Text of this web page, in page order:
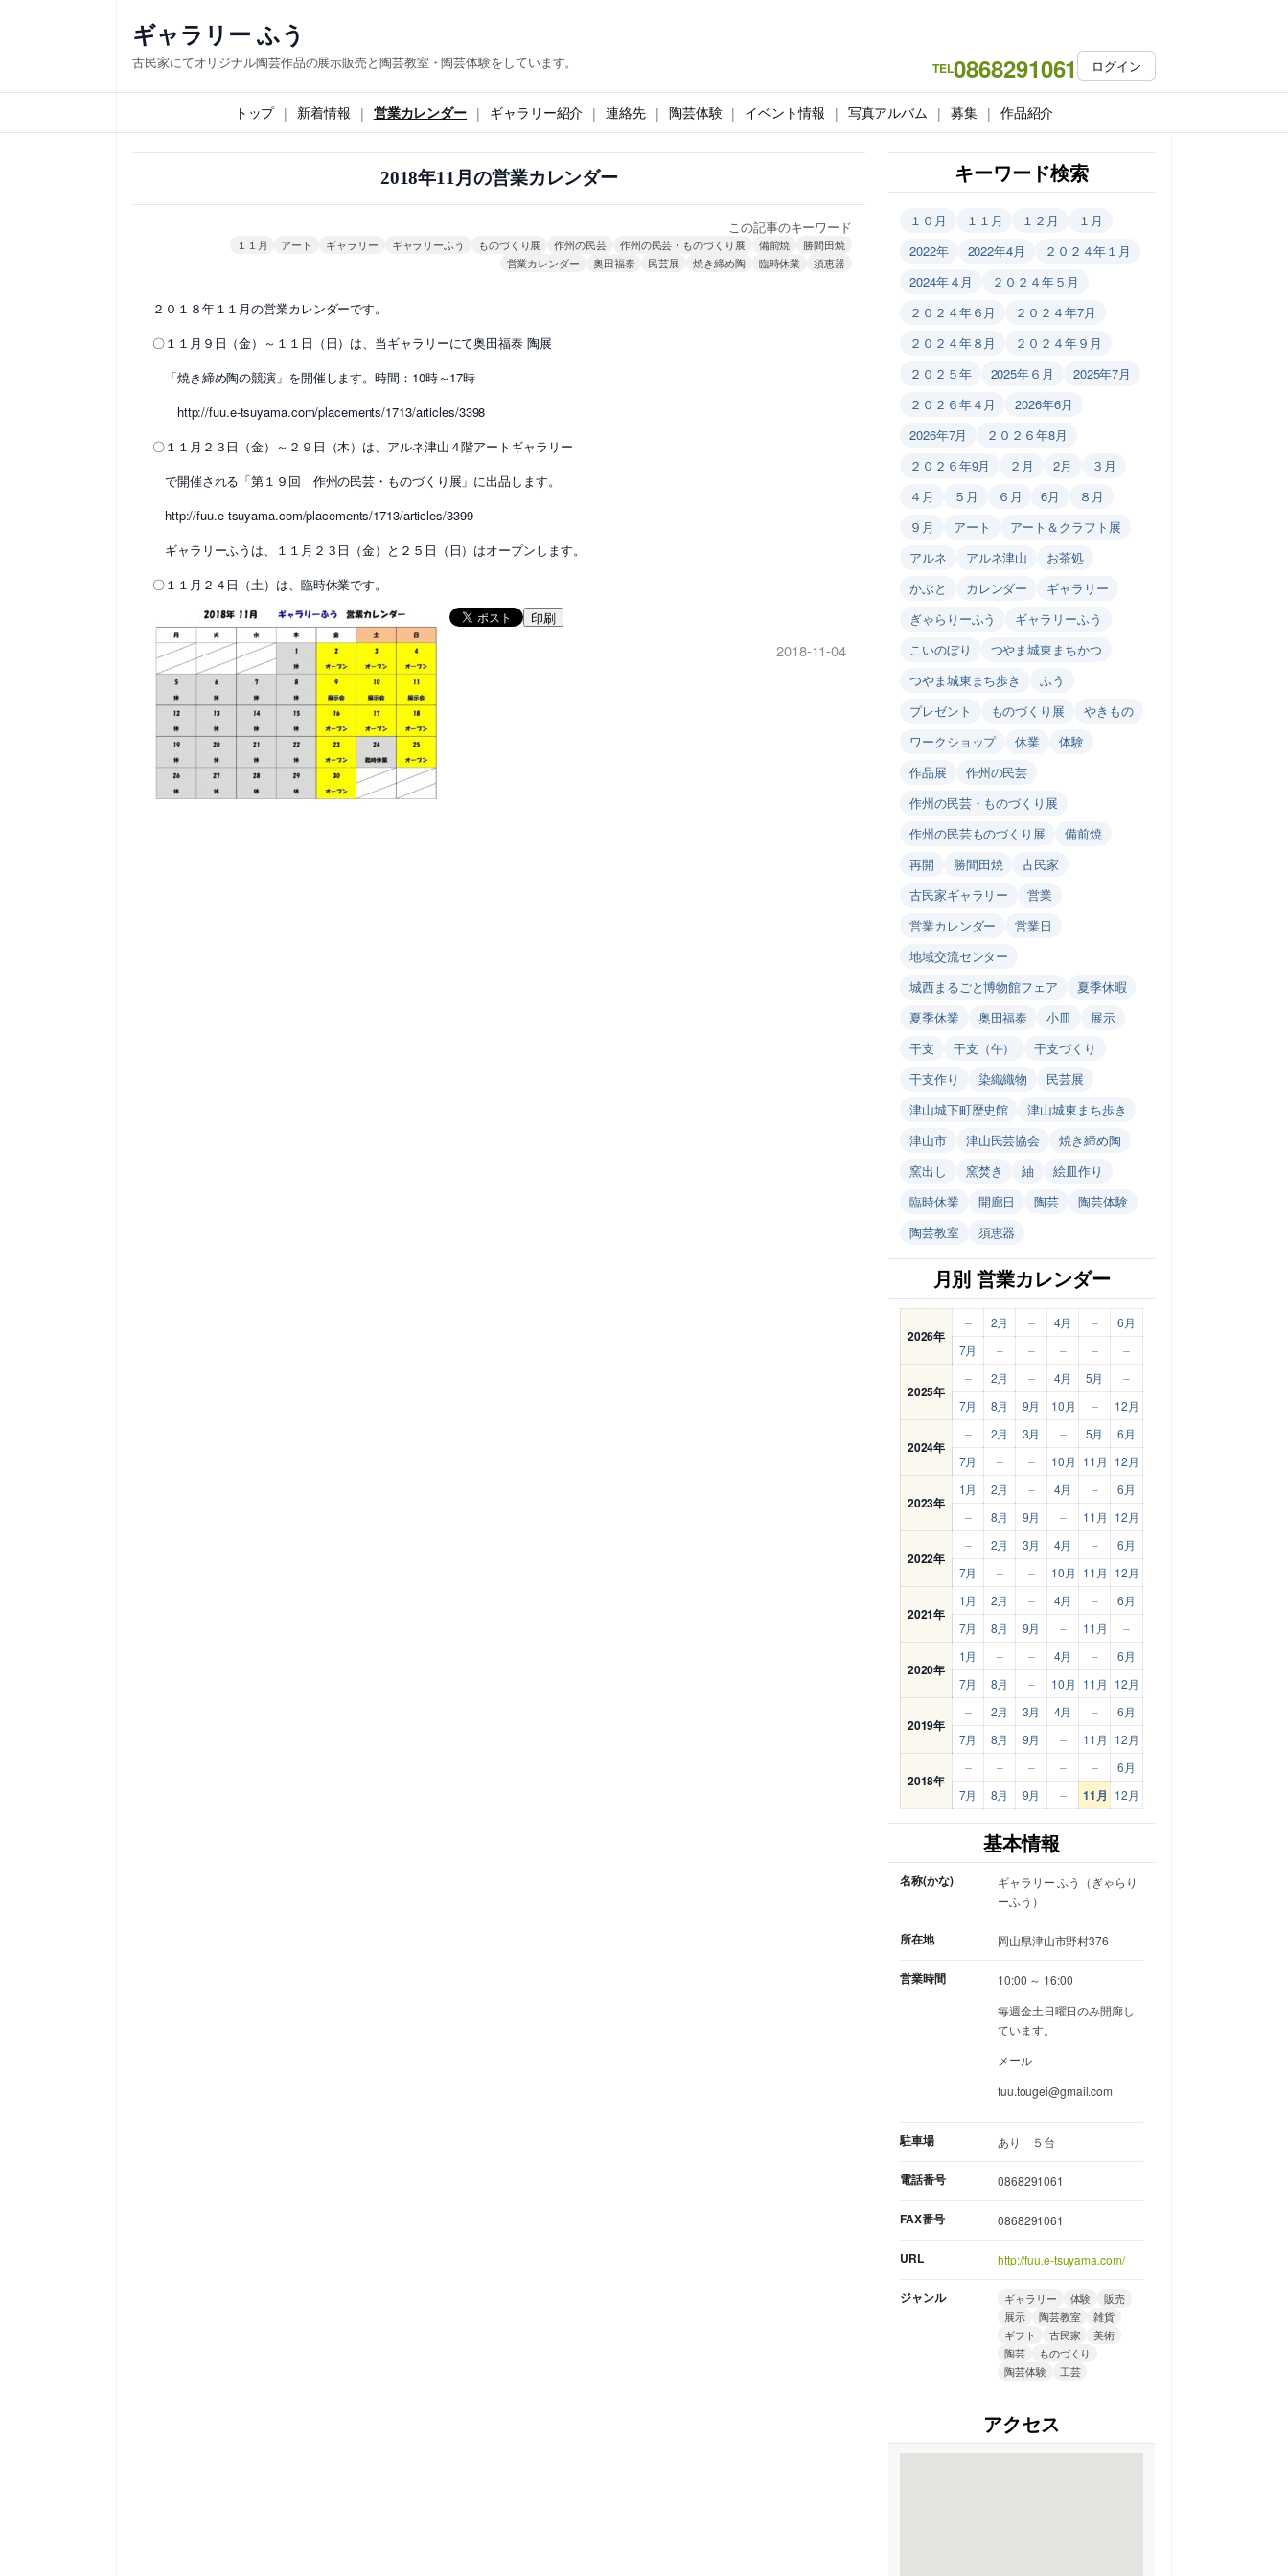
ス
キ
ギャラリー ふう
古民家にてオリジナル陶芸作品の展示販売と陶芸教室・陶芸体験をしています。 TEL0868291061 ログイン
トップ 新着情報 営業カレンダー ギャラリー紹介 連絡先 陶芸体験 イベント情報 写真アルバム 募集 作品紹介
2018年11月の営業カレンダー
この記事のキーワード
１１月 アート ギャラリー ギャラリーふう ものづくり展 作州の民芸 作州の民芸・ものづくり展 備前焼
勝間田焼
営業カレンダー
奥田福泰 民芸展 焼き締め陶 臨時休業 須恵器
２０１８年１１月の営業カレンダーです。
〇１１月９日（金）～１１日（日）は、当ギャラリーにて奥田福泰 陶展
「焼き締め陶の競演」を開催します。時間：10時～17時
http://fuu.e-tsuyama.com/placements/1713/articles/3398
〇１１月２３日（金）～２９日（木）は、アルネ津山４階アートギャラリー
で開催される「第１９回 作州の民芸・ものづくり展」に出品します。
http://fuu.e-tsuyama.com/placements/1713/articles/3399
ギャラリーふうは、１１月２３日（金）と２５日（日）はオープンします。
〇１１月２４日（土）は、臨時休業です。
印刷
2018-11-04
キーワード検索
１０月 １１月 １２月
１月
2022年
2022年4月
２０２４年１月
2024年４月
２０２４年５月
２０２４年６月
２０２４年7月
２０２４年８月
２０２４年９月
２０２５年
2025年６月
2025年7月
２０２６年４月
2026年6月
2026年7月
２０２６年8月
２０２６年9月
２月 2月
３月
４月
５月 ６月 6月
８月
９月
アート
アート＆クラフト展
アルネ
アルネ津山
お茶処
かぶと
カレンダー
ギャラリー
ぎゃらりーふう
ギャラリーふう
こいのぼり
つやま城東まちかつ
つやま城東まち歩き
ふう
プレゼント
ものづくり展
やきもの
ワークショップ
休業
体験
作品展
作州の民芸
作州の民芸・ものづくり展
作州の民芸ものづくり展
備前焼
再開
勝間田焼
古民家
古民家ギャラリー
営業
営業カレンダー
営業日
地域交流センター
城西まるごと博物館フェア
夏季休暇
夏季休業
奥田福泰 小皿
展示
干支
干支（午）
干支づくり
干支作り
染織織物
民芸展
津山城下町歴史館
津山城東まち歩き
津山市
津山民芸協会
焼き締め陶
窯出し
窯焚き 紬
絵皿作り
臨時休業
開廊日 陶芸
陶芸体験
陶芸教室
須恵器
月別 営業カレンダー
2026年
– 2月 – 4月 –
6月
7月
– – – – –
2025年
– 2月 – 4月 5月
–
7月
8月 9月 10月 – 12月
2024年
– 2月 3月 – 5月
6月
7月
– – 10月 11月 12月
2023年
1月 2月 – 4月 –
6月
–
8月 9月 – 11月 12月
2022年
– 2月 3月 4月 –
6月
7月
– – 10月 11月 12月
2021年
1月 2月 – 4月 –
6月
7月
8月 9月 – 11月 –
2020年
1月 – – 4月 –
6月
7月
8月 – 10月 11月 12月
2019年
– 2月 3月 4月 –
6月
7月
8月 9月 – 11月 12月
2018年
– – – – –
6月
7月
8月 9月 – 11月 12月
基本情報
名称(かな)
ギャラリー ふう（ぎゃらり
ーふう）
所在地 岡山県津山市野村376
営業時間
10:00 ～ 16:00
毎週金土日曜日のみ開廊し
ています。
メール
fuu.tougei@gmail.com
駐車場 あり ５台
電話番号 0868291061
FAX番号 0868291061
URL http://fuu.e-tsuyama.com/
ジャンル ギャラリー 体験
販売
展示
陶芸教室
雑貨
ギフト
古民家
美術
陶芸
ものづくり
陶芸体験
工芸
アクセス